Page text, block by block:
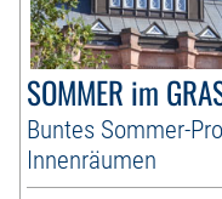
SOMMER im
Buntes Sommer-
Innenräumen